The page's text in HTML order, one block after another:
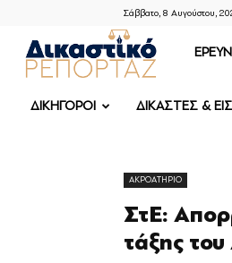
Σάββατο, 8 Αυγούστου,
ΔΙΚΗΓΟΡΟΙ ΔΙΚΑΣΤΕΣ &
ΑΚΡΟΑΤΗΡΙΟ
ΣτΕ:
τάξης